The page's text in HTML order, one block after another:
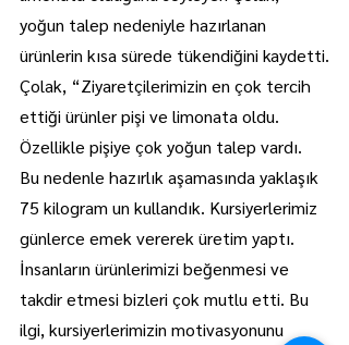
yoğun talep nedeniyle hazırlanan
ürünlerin kısa sürede tükendiğini kaydetti.
Çolak, “Ziyaretçilerimizin en çok tercih
ettiği ürünler pişi ve limonata oldu.
Özellikle pişiye çok yoğun talep vardı.
Bu nedenle hazırlık aşamasında yaklaşık
75 kilogram un kullandık. Kursiyerlerimiz
günlerce emek vererek üretim yaptı.
İnsanların ürünlerimizi beğenmesi ve
takdir etmesi bizleri çok mutlu etti. Bu
ilgi, kursiyerlerimizin motivasyonunu